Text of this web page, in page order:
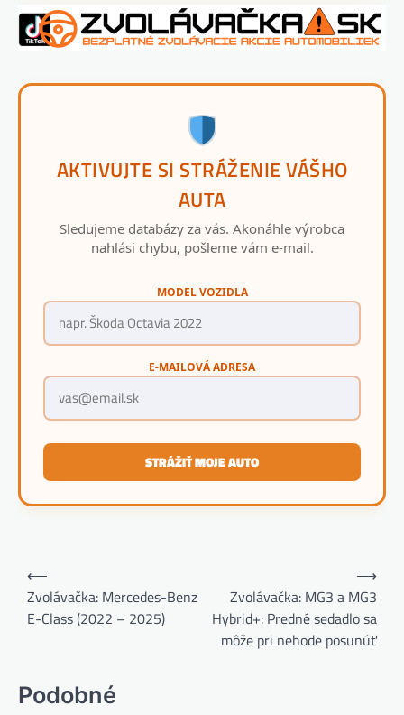
AKTIVUJTE SI STRÁŽENIE VÁŠHO
AUTA
Sledujeme databázy za vás. Akonáhle výrobca
nahlási chybu, pošleme vám e-mail.
MODEL VOZIDLA
E-MAILOVÁ ADRESA
STRÁŽIŤ MOJE AUTO
Navigácia
článku
⟵
Zvolávačka: Mercedes-Benz
E-Class (2022 – 2025)
Zvolávačka: MG3 a MG3
Hybrid+: Predné sedadlo sa
môže pri nehode posunúť
⟶
Podobné